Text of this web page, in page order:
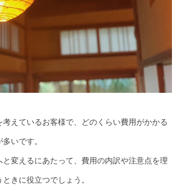
えているお客様で、どのくらい費用がかかる
いです。
変えるにあたって、費用の内訳や注意点を理
きに役立つでしょう。